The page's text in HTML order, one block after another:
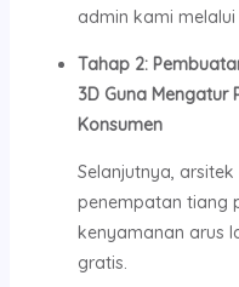
admin kami
Tahap 2:
3D Guna Mengatur
Konsumen
Selanjutnya,
penempatan tiang
kenyamanan arus
gratis.